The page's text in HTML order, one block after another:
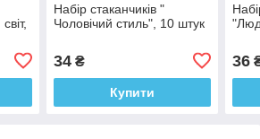
Набір стаканчиків "
Чоловічий стиль", 10 штук
34₴
Купити
36